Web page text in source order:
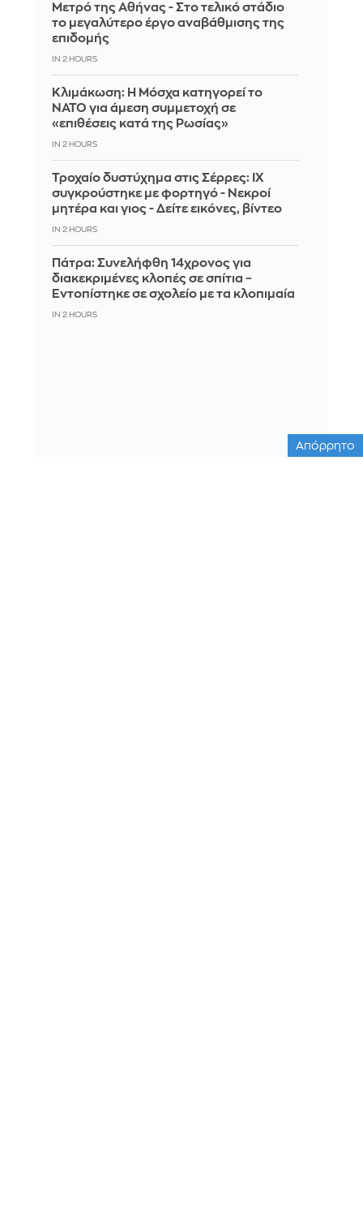
Μετρό της Αθήνας - Στο τελικό στάδιο
το μεγαλύτερο έργο αναβάθμισης της
επιδομής
IN 2 HOURS
Κλιμάκωση: Η Μόσχα κατηγορεί το
ΝΑΤΟ για άμεση συμμετοχή σε
«επιθέσεις κατά της Ρωσίας»
IN 2 HOURS
Τροχαίο δυστύχημα στις Σέρρες: ΙΧ
συγκρούστηκε με φορτηγό - Νεκροί
μητέρα και γιος - Δείτε εικόνες, βίντεο
IN 2 HOURS
Πάτρα: Συνελήφθη 14χρονος για
διακεκριμένες κλοπές σε σπίτια –
Εντοπίστηκε σε σχολείο με τα κλοπιμαία
IN 2 HOURS
Απόρρητο